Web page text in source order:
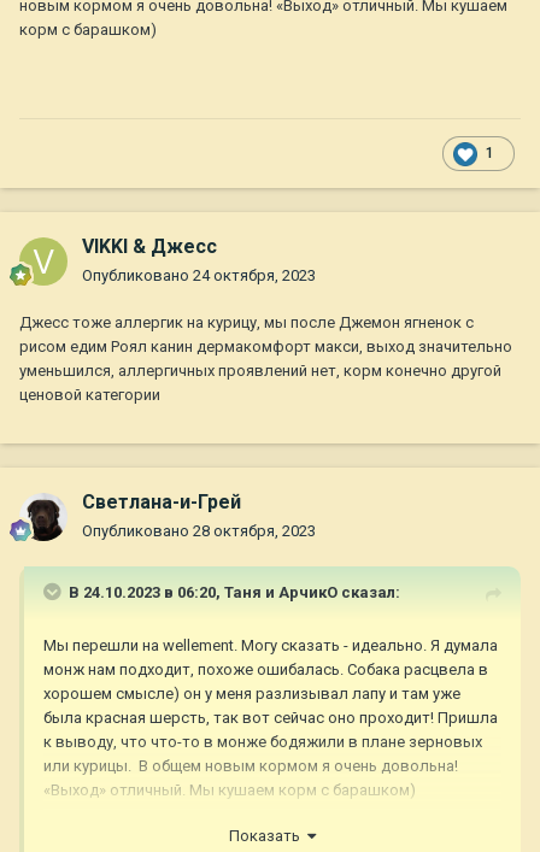
новым кормом я очень довольна! «Выход» отличный. Мы кушаем
корм с барашком)
1
VIKKI & Джесс
Опубликовано 24 октября, 2023
Джесс тоже аллергик на курицу, мы после Джемон ягненок с
рисом едим Роял канин дермакомфорт макси, выход значительно
уменьшился, аллергичных проявлений нет, корм конечно другой
ценовой категории
Светлана-и-Грей
Опубликовано 28 октября, 2023
В 24.10.2023 в 06:20, Таня и АрчикО сказал:
Мы перешли на wellement. Могу сказать - идеально. Я думала
монж нам подходит, похоже ошибалась. Собака расцвела в
хорошем смысле) он у меня разлизывал лапу и там уже
была красная шерсть, так вот сейчас оно проходит! Пришла
к выводу, что что-то в монже бодяжили в плане зерновых
или курицы. В общем новым кормом я очень довольна!
«Выход» отличный. Мы кушаем корм с барашком)
Показать